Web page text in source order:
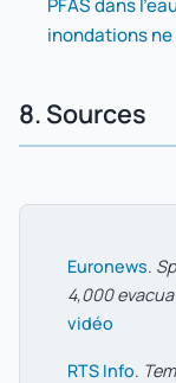
PFAS dans
inondations
8. Sources
Euronews.
4,000
vidéo
RTS Info.